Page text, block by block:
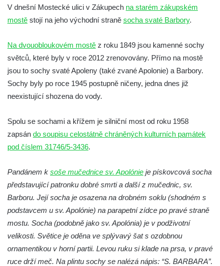
Socha Smilodon v ZOO Hluboká
Socha Veledaněk v ZOO Hluboká
Socha Koroun bezzubý v ZOO Hluboká
Socha Plejtvák obrovský v ZOO Hluboká
Socha Medvěd jeskynní v ZOO Hluboká
Socha Mamutí lebka v ZOO Hluboká
Socha Mamut srstnatý v ZOO Hluboká
Socha Orel v ZOO Hluboká
Socha Vydry si hrají v ZOO Hluboká
Socha Přátelství v ZOO Hluboká
Socha Kudlanka v ZOO Hluboká
Socha Vlčice s mládětem v ZOO Hluboká
Socha Rys číhající na srnu v ZOO Hluboká
Socha Orlice v ZOO Hluboká
Socha Tygr v ZOO Hluboká
V dnešní Mostecké ulici v Zákupech na starém zákupském
mostě stojí na jeho východní straně socha svaté Barbory.
Na dvouobloukovém mostě z roku 1849 jsou kamenné sochy
světců, které byly v roce 2012 zrenovovány. Přímo na mostě
jsou to sochy svaté Apoleny (také zvané Apolonie) a Barbory.
Sochy byly po roce 1945 postupně ničeny, jedna dnes již
neexistující shozena do vody.
Spolu se sochami a křížem je silniční most od roku 1958
zapsán do soupisu celostátně chráněných kulturních památek
pod číslem 31746/5-3436.
Pandánem k soše mučednice sv. Apolónie je pískovcová socha
představující patronku dobré smrti a další z mučednic, sv.
Barboru. Její socha je osazena na drobném soklu (shodném s
podstavcem u sv. Apolónie) na parapetní zídce po pravé straně
mostu. Socha (podobně jako sv. Apolónia) je v podživotní
velikosti. Světice je oděna ve splývavý šat s ozdobnou
ornamentikou v horní partii. Levou ruku si klade na prsa, v pravé
ruce drží meč. Na plintu sochy se nalézá nápis: “S. BARBARA”.